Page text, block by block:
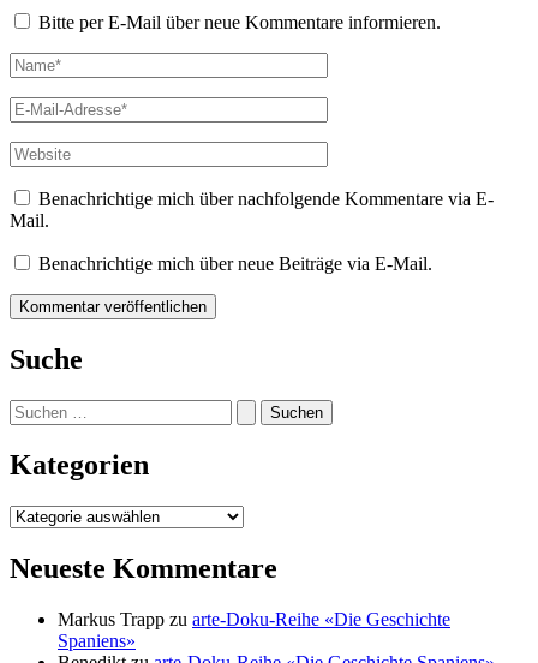
Bitte per E-Mail über neue Kommentare informieren.
Name*
E-
Mail-
Adresse*
Website
Benachrichtige mich über nachfolgende Kommentare via E-
Mail.
Benachrichtige mich über neue Beiträge via E-Mail.
Suche
Suchen
nach:
Kategorien
Kategorien
Neueste Kommentare
Markus Trapp zu arte-Doku-Reihe «Die Geschichte
Spaniens»